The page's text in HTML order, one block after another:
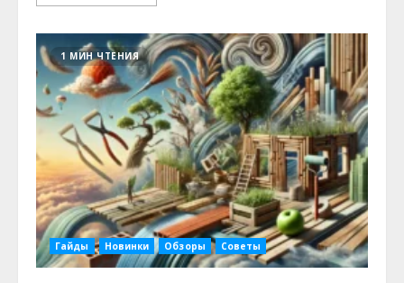
1 МИН ЧТЕНИЯ
Гайды Новинки Обзоры Советы